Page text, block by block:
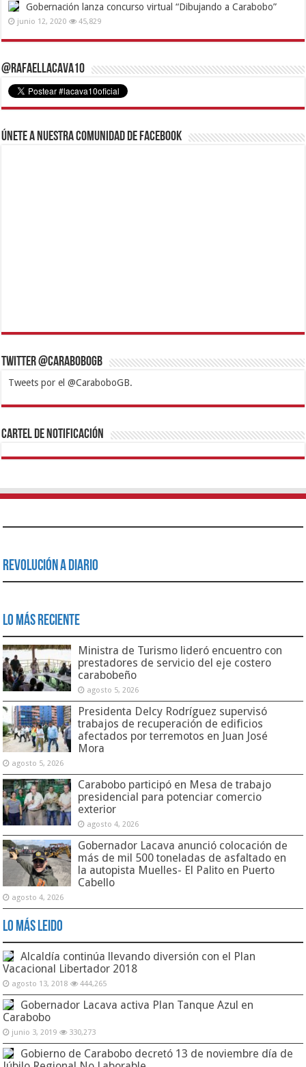
Gobernación lanza concurso virtual “Dibujando a Carabobo”
junio 12, 2020 45,829
@RafaelLacava10
Únete a nuestra comunidad de Facebook
Twitter @CaraboboGB
Tweets por el @CaraboboGB.
1xbetBetturkeyBetistKralbetSupertotobetTipobetMatadorbetMariobet
https://mvbcasino.com/
Cartel de Notificación
Revolución a Diario
Lo Más Reciente
Ministra de Turismo lideró encuentro con
prestadores de servicio del eje costero
carabobeño
agosto 5, 2026
Presidenta Delcy Rodríguez supervisó
trabajos de recuperación de edificios
afectados por terremotos en Juan José
Mora
agosto 5, 2026
Carabobo participó en Mesa de trabajo
presidencial para potenciar comercio
exterior
agosto 4, 2026
Gobernador Lacava anunció colocación de
más de mil 500 toneladas de asfaltado en
la autopista Muelles- El Palito en Puerto
Cabello
agosto 4, 2026
Lo Más Leido
Alcaldía continúa llevando diversión con el Plan
Vacacional Libertador 2018
agosto 13, 2018 444,265
Gobernador Lacava activa Plan Tanque Azul en
Carabobo
junio 3, 2019 330,273
Gobierno de Carabobo decretó 13 de noviembre día de